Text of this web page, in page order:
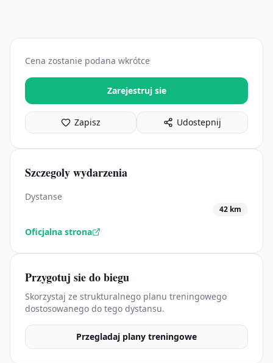
Cena zostanie podana wkrótce
Zarejestruj sie
Zapisz Udostepnij
Szczegoly wydarzenia
Dystanse
42 km
Oficjalna strona
Przygotuj sie do biegu
Skorzystaj ze strukturalnego planu treningowego
dostosowanego do tego dystansu.
Przegladaj plany treningowe